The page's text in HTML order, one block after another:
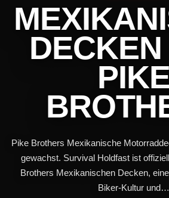
PIKE
Pike Brothers Mexikanische
gewachst. Survival Holdfast ist
Brothers Mexikanischen Decken,
Biker-Kultur und…